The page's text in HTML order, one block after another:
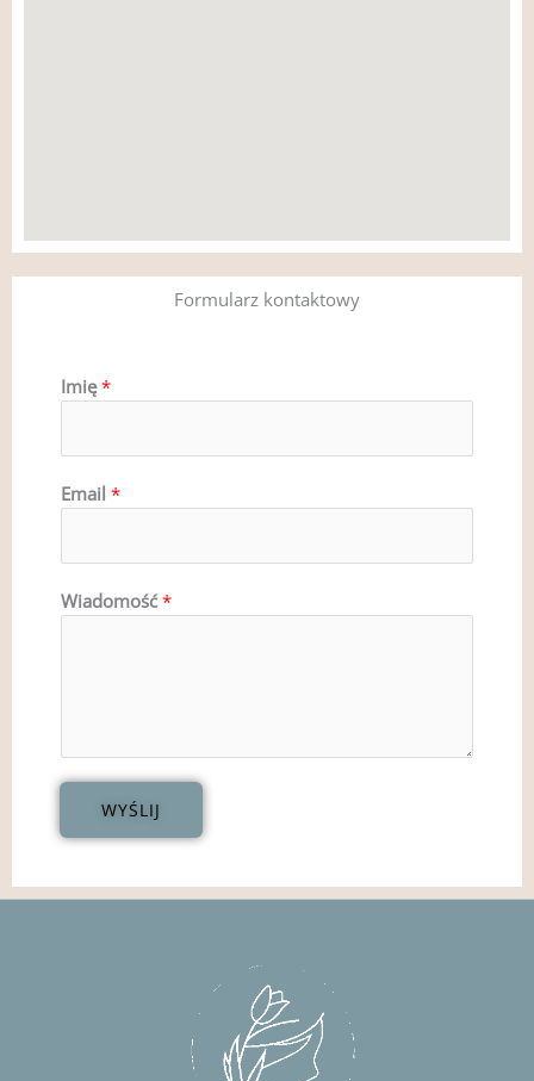
Formularz kontaktowy
Imię*
Email *
Wiadomość *
WYŚLIJ